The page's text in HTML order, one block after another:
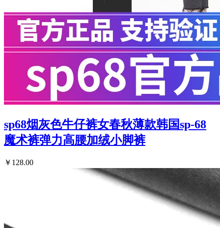
sp68烟灰色牛仔裤女春秋薄款韩国sp-68
魔术裤弹力高腰加绒小脚裤
￥128.00